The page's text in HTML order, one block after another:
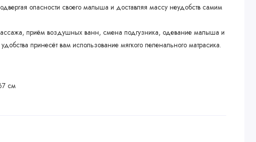
опасности своего малыша и доставляя массу неудобств самим
приём воздушных ванн, смена подгузника, одевание малыша и
принесёт вам использование мягкого пеленального матрасика.
см